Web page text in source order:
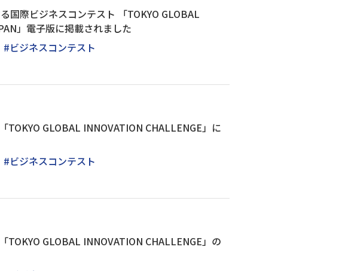
国際ビジネスコンテスト 「TOKYO GLOBAL
」電子版に掲載されました
#ビジネスコンテスト
GLOBAL INNOVATION CHALLENGE」に
#ビジネスコンテスト
GLOBAL INNOVATION CHALLENGE」の